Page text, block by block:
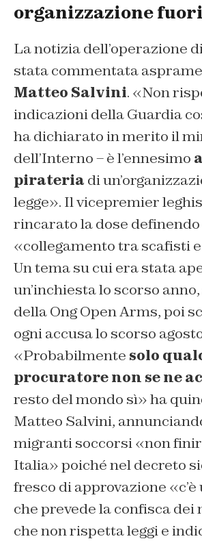
organizzazione
La notizia dell’operazione
stata commentata
Matteo Salvini. «Non
indicazioni della Guardia
ha dichiarato in merito il
dell’Interno – è l’ennesimo
pirateria di
legge». Il vicepremier
rincarato la dose
«collegamento tra scafisti
Un tema su cui era stata
un’inchiesta lo scorso
della Ong Open Arms, poi
ogni accusa lo scorso
«Probabilmente solo
procuratore non se ne
resto del mondo sì» ha
Matteo Salvini,
migranti soccorsi «non
Italia» poiché nel decreto
fresco di approvazione
che prevede la confisca
che non rispetta leggi e